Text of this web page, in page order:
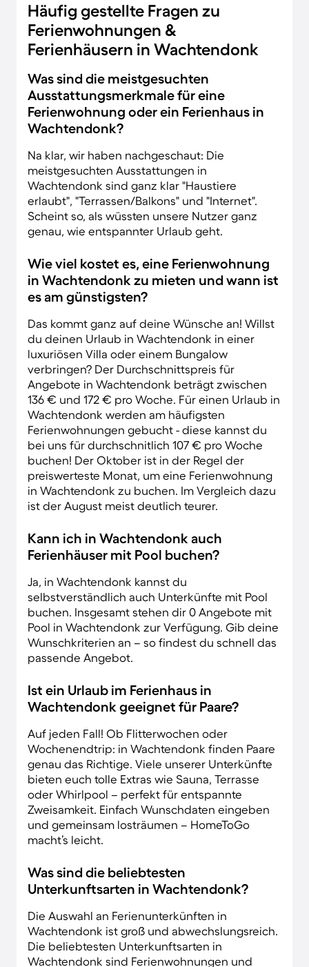
Häufig gestellte Fragen zu
Ferienwohnungen &
Ferienhäusern in Wachtendonk
Was sind die meistgesuchten
Ausstattungsmerkmale für eine
Ferienwohnung oder ein Ferienhaus in
Wachtendonk?
Na klar, wir haben nachgeschaut: Die
meistgesuchten Ausstattungen in
Wachtendonk sind ganz klar "Haustiere
erlaubt", "Terrassen/Balkons" und "Internet".
Scheint so, als wüssten unsere Nutzer ganz
genau, wie entspannter Urlaub geht.
Wie viel kostet es, eine Ferienwohnung
in Wachtendonk zu mieten und wann ist
es am günstigsten?
Das kommt ganz auf deine Wünsche an! Willst
du deinen Urlaub in Wachtendonk in einer
luxuriösen Villa oder einem Bungalow
verbringen? Der Durchschnittspreis für
Angebote in Wachtendonk beträgt zwischen
136 € und 172 € pro Woche. Für einen Urlaub in
Wachtendonk werden am häufigsten
Ferienwohnungen gebucht - diese kannst du
bei uns für durchschnitlich 107 € pro Woche
buchen! Der Oktober ist in der Regel der
preiswerteste Monat, um eine Ferienwohnung
in Wachtendonk zu buchen. Im Vergleich dazu
ist der August meist deutlich teurer.
Kann ich in Wachtendonk auch
Ferienhäuser mit Pool buchen?
Ja, in Wachtendonk kannst du
selbstverständlich auch Unterkünfte mit Pool
buchen. Insgesamt stehen dir 0 Angebote mit
Pool in Wachtendonk zur Verfügung. Gib deine
Wunschkriterien an – so findest du schnell das
passende Angebot.
Ist ein Urlaub im Ferienhaus in
Wachtendonk geeignet für Paare?
Auf jeden Fall! Ob Flitterwochen oder
Wochenendtrip: in Wachtendonk finden Paare
genau das Richtige. Viele unserer Unterkünfte
bieten euch tolle Extras wie Sauna, Terrasse
oder Whirlpool – perfekt für entspannte
Zweisamkeit. Einfach Wunschdaten eingeben
und gemeinsam losträumen – HomeToGo
macht’s leicht.
Was sind die beliebtesten
Unterkunftsarten in Wachtendonk?
Die Auswahl an Ferienunterkünften in
Wachtendonk ist groß und abwechslungsreich.
Die beliebtesten Unterkunftsarten in
Wachtendonk sind Ferienwohnungen und